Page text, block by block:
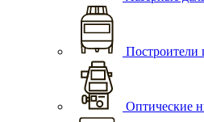
Построители
Оптические